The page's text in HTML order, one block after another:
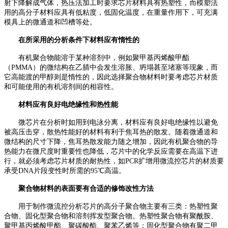
射下降解成气体，热压法加工时要求芯片材料具有热塑性，而模塑法
用的高分子材料应具有低粘度，低固化温度，在重量作用下，可充满
模具上的微通道和凹槽等处。
在所采用的分析条件下材料应有惰性的
有机聚合物能溶于某种溶剂中，例如聚甲基丙烯酸甲酯
（PMMA）的微结构在乙腈中会发生溶胀、坍塌甚至堵塞等现象，而
它高能渡的甲醇则是惰性的，因此选择聚合物材料时要考虑芯片材质
和可能使用的有机溶剂间的相容性。
材料应有良好电绝缘性和热性能
微芯片在分析时如用到电泳分离，材料应有良好电绝缘性以避免
被高压击穿，散热性能好的材料有利于焦耳热的散发。随着微通道和
微结构的尺寸下降，焦耳热散发能力随之增加，因此有机聚合物的导
热能力在微尺度时重要性也降低，芯片中的化学反应需要在高温下进
行，就必须考虑芯片材质的耐热性，如PCR扩增用微流控芯片的材质要
承受DNA片段变性时所需的95℃高温。
聚合物材料的表面要有合适的修饰改性方法
用于制作微流控分析芯片的高分子聚合物主要有三类：热塑性聚
合物、固化型聚合物和溶剂挥发型聚合物。热塑性聚合物有聚酰胺、
聚甲基丙烯酸甲酯、聚碳酸酯、聚苯乙烯等；固化型聚合物有聚二甲